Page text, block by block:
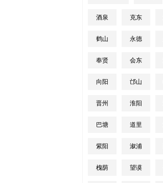
酒泉 克东
鹤山 永德
奉贤 会东
向阳 邙山
晋州 淮阳
巴塘 道里
紫阳 溆浦
槐荫 望谟